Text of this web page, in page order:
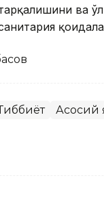
ва
Асосий